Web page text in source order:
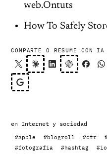
web.Ontuts
How To Safely
COMPARTE O RESUME CON IA
en Internet y sociedad
#apple #blogroll #ctr
#fotografia
#hashtag